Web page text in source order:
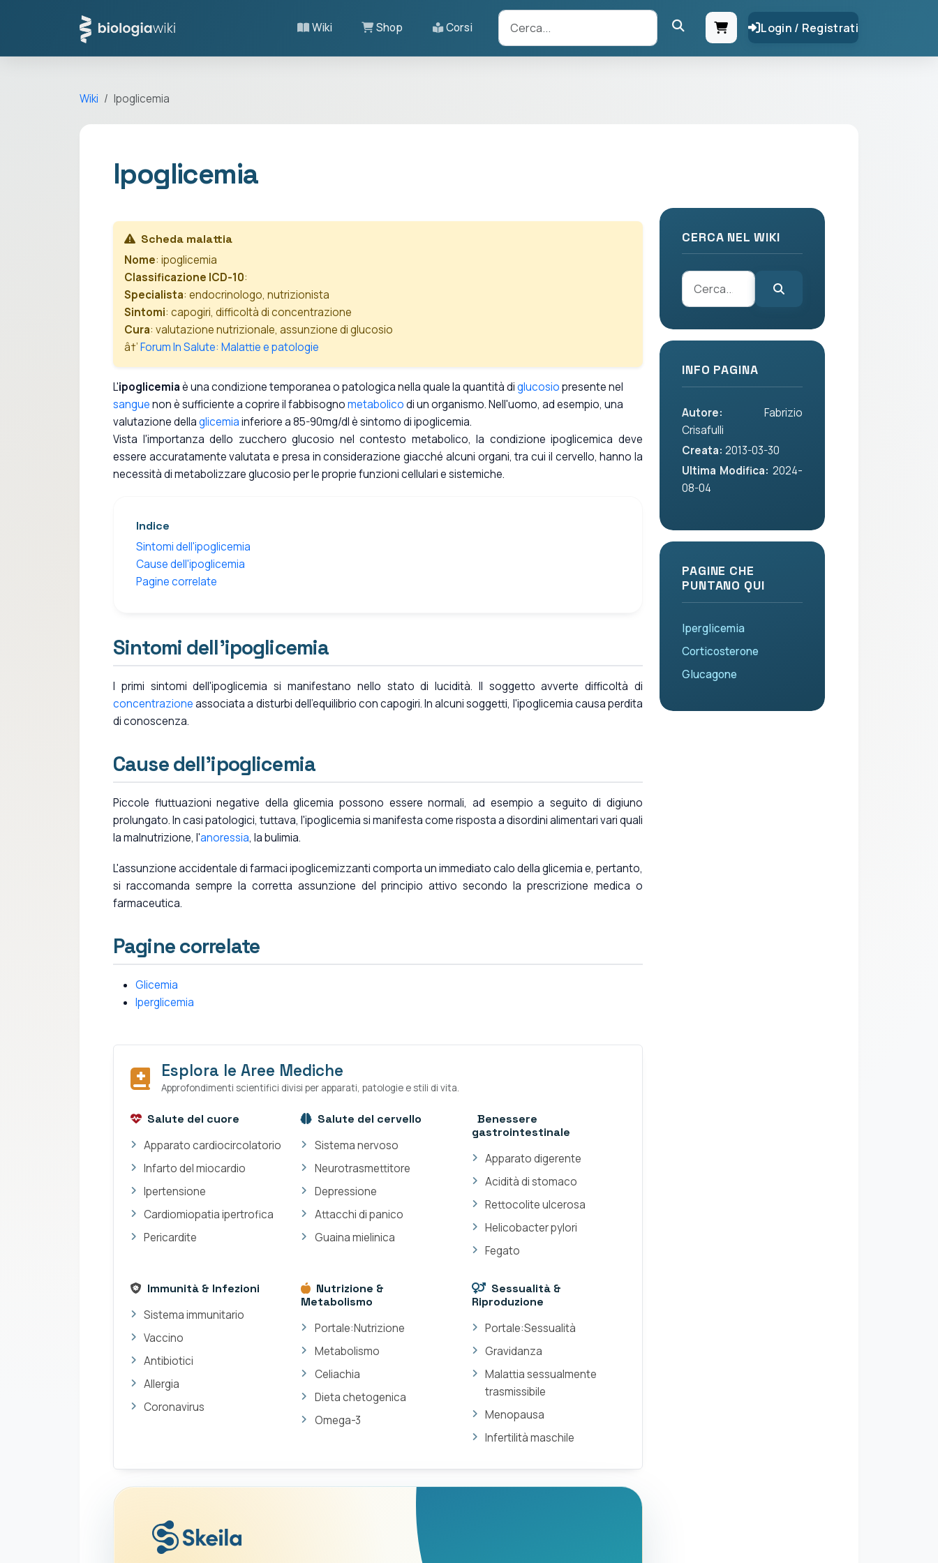
Wiki Shop Corsi Login / Registrati
Wiki Ipoglicemia
Ipoglicemia
Scheda malattia
Nome: ipoglicemia
Classificazione ICD-10:
Specialista: endocrinologo, nutrizionista
Sintomi: capogiri, difficoltà di concentrazione
Cura: valutazione nutrizionale, assunzione di glucosio
â†’Forum In Salute: Malattie e patologie
L'ipoglicemiaè una condizione temporanea o patologica nella quale la quantità diglucosiopresente nel
sanguenon è sufficiente a coprire il fabbisognometabolicodi un organismo. Nell'uomo, ad esempio, una
valutazione dellaglicemiainferiore a 85-90mg/dl è sintomo di ipoglicemia.
Vista l'importanza dello zucchero glucosio nel contesto metabolico, la condizione ipoglicemica deve
essere accuratamente valutata e presa in considerazione giacché alcuni organi, tra cui il cervello, hanno la
necessità di metabolizzare glucosio per le proprie funzioni cellulari e sistemiche.
Indice
Sintomi dell'ipoglicemia
Cause dell'ipoglicemia
Pagine correlate
Sintomi dell'ipoglicemia
I primi sintomi dell'ipoglicemia si manifestano nello stato di lucidità. Il soggetto avverte difficoltà di
concentrazioneassociata a disturbi dell'equilibrio con capogiri. In alcuni soggetti, l'ipoglicemia causa perdita
di conoscenza.
Cause dell'ipoglicemia
Piccole fluttuazioni negative della glicemia possono essere normali, ad esempio a seguito di digiuno
prolungato. In casi patologici, tuttava, l'ipoglicemia si manifesta come risposta a disordini alimentari vari quali
la malnutrizione, l'anoressia, la bulimia.
L'assunzione accidentale di farmaci ipoglicemizzanti comporta un immediato calo della glicemia e, pertanto,
si raccomanda sempre la corretta assunzione del principio attivo secondo la prescrizione medica o
farmaceutica.
Pagine correlate
Glicemia
Iperglicemia
Esplora le Aree Mediche
Approfondimenti scientifici divisi per apparati, patologie e stili di vita.
Salute del cuore
Apparato cardiocircolatorio
Infarto del miocardio
Ipertensione
Cardiomiopatia ipertrofica
Pericardite
Salute del cervello
Sistema nervoso
Neurotrasmettitore
Depressione
Attacchi di panico
Guaina mielinica
Benessere
gastrointestinale
Apparato digerente
Acidità di stomaco
Rettocolite ulcerosa
Helicobacter pylori
Fegato
Immunità & Infezioni
Sistema immunitario
Vaccino
Antibiotici
Allergia
Coronavirus
Nutrizione &
Metabolismo
Portale:Nutrizione
Metabolismo
Celiachia
Dieta chetogenica
Omega-3
Sessualità &
Riproduzione
Portale:Sessualità
Gravidanza
Malattia sessualmente
trasmissibile
Menopausa
Infertilità maschile
CERCA NEL WIKI
INFO PAGINA
Autore: Fabrizio
Crisafulli
Creata: 2013-03-30
Ultima Modifica: 2024-
08-04
PAGINE CHE
PUNTANO QUI
Iperglicemia
Corticosterone
Glucagone